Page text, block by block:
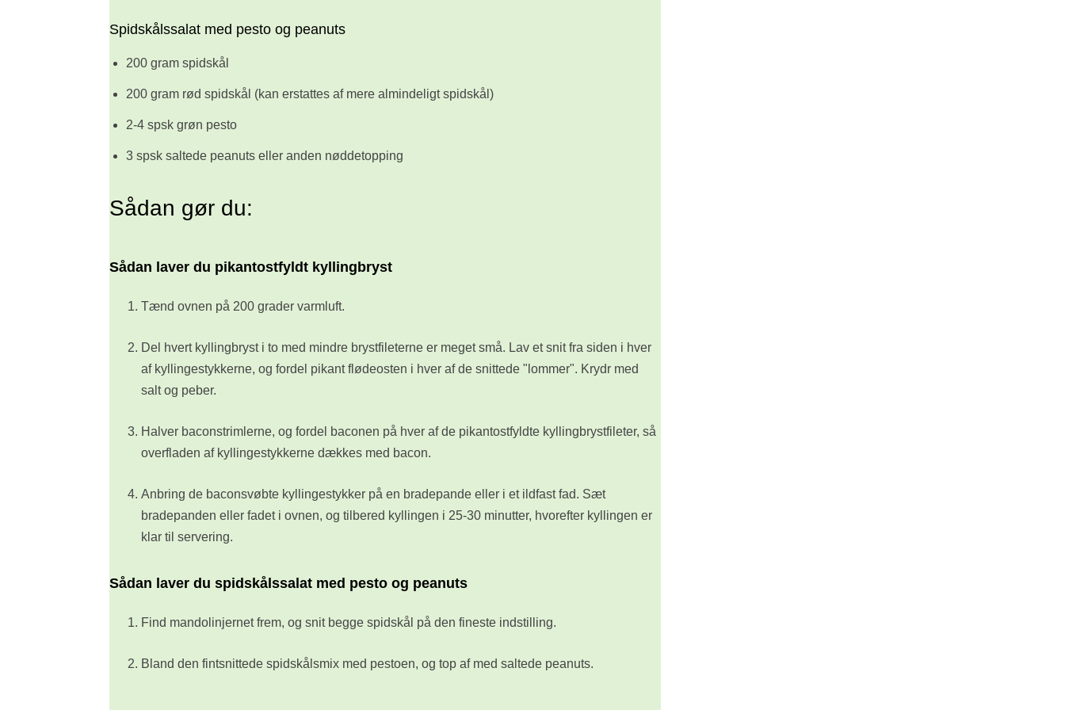
Spidskålssalat med pesto og peanuts
200 gram spidskål
200 gram rød spidskål (kan erstattes af mere almindeligt spidskål)
2-4 spsk grøn pesto
3 spsk saltede peanuts eller anden nøddetopping
Sådan gør du:
Sådan laver du pikantostfyldt kyllingbryst
Tænd ovnen på 200 grader varmluft.
Del hvert kyllingbryst i to med mindre brystfileterne er meget små. Lav et snit fra siden i hver
af kyllingestykkerne, og fordel pikant flødeosten i hver af de snittede "lommer". Krydr med
salt og peber.
Halver baconstrimlerne, og fordel baconen på hver af de pikantostfyldte kyllingbrystfileter, så
overfladen af kyllingestykkerne dækkes med bacon.
Anbring de baconsvøbte kyllingestykker på en bradepande eller i et ildfast fad. Sæt
bradepanden eller fadet i ovnen, og tilbered kyllingen i 25-30 minutter, hvorefter kyllingen er
klar til servering.
Sådan laver du spidskålssalat med pesto og peanuts
Find mandolinjernet frem, og snit begge spidskål på den fineste indstilling.
Bland den fintsnittede spidskålsmix med pestoen, og top af med saltede peanuts.